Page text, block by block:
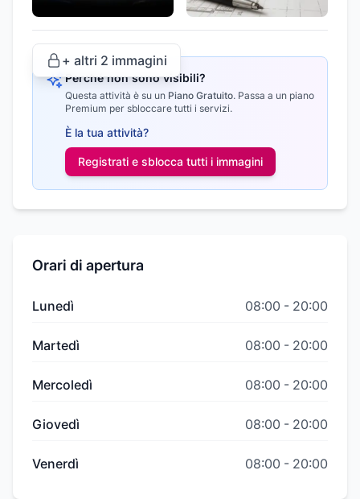
+ altri 2 immagini
Perché non sono visibili?
Questa attività è su un Piano Gratuito. Passa a un piano
Premium per sbloccare tutti i servizi.
È la tua attività?
Registrati e sblocca tutti i immagini
Orari di apertura
Lunedì 08:00 - 20:00
Martedì 08:00 - 20:00
Mercoledì 08:00 - 20:00
Giovedì 08:00 - 20:00
Venerdì 08:00 - 20:00